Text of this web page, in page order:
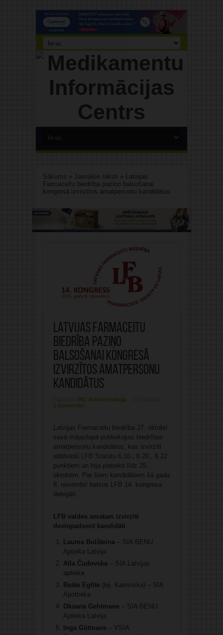
Sākums » Jaunākie raksti » Latvijas
Farmaceitu biedrība paziņo balsošanai
kongresā izvirzītos amatpersonu kandidātus
Latvijas Farmaceitu
biedrība paziņo
balsošanai kongresā
izvirzītos amatpersonu
kandidātus
MIC Administrācija
2 komentāri
Latvijas Farmaceitu biedrība 27. oktobrī
savā mājaslapā publiskojusi biedrības
amatpersonu kandidātus, kas izvirzīti
atbilstoši LFB Statūtu 6.16., 6.20., 6.22.
punktiem un bija pieteikti līdz 25.
oktobrim. Par šiem kandidātiem šā gada
8. novembrī balsos LFB 14. kongresa
delegāti.
LFB valdes amatam izvirzīti
deviņpadsmit kandidāti
Lauma Bolšteina– SIA BENU
Aptieka Latvija
Alla Čudovska– SIA Latvijas
aptieka
Beāte Eglīte (bij. Kaminska) – SIA
Apotheka
Oksana Gehtmane – SIA BENU
Aptieka Latvija
Inga Gūtmane – VSIA